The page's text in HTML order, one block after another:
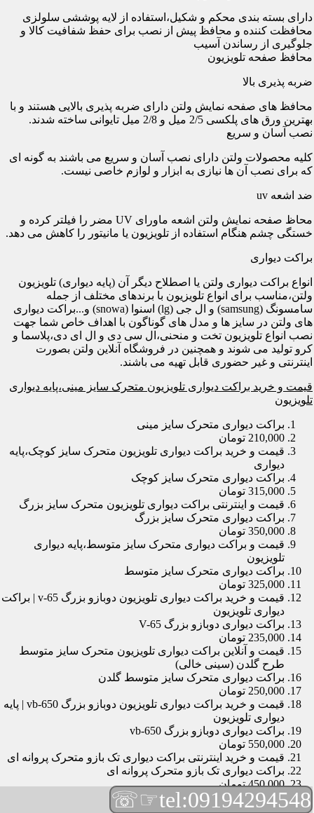
دارای بسته بندی محکم و شکیل،استفاده از لایه پوششی سلولزی
محافظت کننده و محافظ پیش از نصب برای حفظ شفافیت کالا و
جلوگیری از رساندن آسیب
محافظ صفحه تلویزیون
ضربه پذیری بالا
محافظ های صفحه نمایش ولتن دارای ضربه پذیری بالایی هستند و با
بهترین ورق های پلکسی 2/5 میل و 2/8 میل تایوانی ساخته شدند.
نصب آسان و سریع
کلیه محصولات ولتن دارای نصب آسان و سریع می باشند به گونه ای
که برای نصب آن ها نیازی به ابزار و لوازم خاصی نیست.
ضد اشعه uv
محاظ صفحه نمایش ولتن اشعه ماورای UV مضر را فیلتر کرده و
خستگی چشم هنگام استفاده از تلویزیون یا مانیتور را کاهش می دهد.
براکت دیواری
انواع براکت دیواری ولتن یا اصطلاح دیگر آن (پایه دیواری) تلویزیون
ولتن،مناسب برای انواع تلویزیون با برندهای مختلف از جمله
سامسونگ (samsung) و ال جی (lg) اسنوا (snowa) و...براکت دیواری
های ولتن در سایز ها و مدل های گوناگون با اهداف خاص شما جهت
نصب انواع تلویزیون تخت و منحنی،ال سی دی و ال ای دی،پلاسما و
کرو تولید می شوند و همچنین در فروشگاه آنلاین ولتن بصورت
اینترنتی و غیر حضوری قابل تهیه می باشند.
قیمت و خرید براکت دیواری تلویزیون متحرک سایز مینی،پایه دیواری
تلویزیون
براکت دیواری متحرک سایز مینی
210,000 تومان
قیمت و خرید براکت دیواری تلویزیون متحرک سایز کوچک،پایه
دیواری
براکت دیواری متحرک سایز کوچک
315,000 تومان
قیمت و اینترنتی براکت دیواری تلویزیون متحرک سایز بزرگ
براکت دیواری متحرک سایز بزرگ
350,000 تومان
قیمت و براکت دیواری متحرک سایز متوسط،پایه دیواری
تلویزیون
براکت دیواری متحرک سایز متوسط
325,000 تومان
قیمت و خرید براکت دیواری تلویزیون دوبازو بزرگ v-65 | براکت
دیواری تلویزیون
براکت دیواری دوبازو بزرگ V-65
235,000 تومان
قیمت و آنلاین براکت دیواری تلویزیون متحرک سایز متوسط
طرح گلدن (سینی خالی)
براکت دیواری متحرک سایز متوسط گلدن
250,000 تومان
قیمت و خرید براکت دیواری تلویزیون دوبازو بزرگ vb-650 | پایه
دیواری تلویزیون
براکت دیواری دوبازو بزرگ vb-650
550,000 تومان
قیمت و خرید اینترنتی براکت دیواری تک بازو متحرک پروانه ای
براکت دیواری تک بازو متحرک پروانه ای
450,000 تومان
قیمت و براکت دیواری تلویزیون مچی | براکت دیواری تلویزیون
tel:09194294548
☞☏